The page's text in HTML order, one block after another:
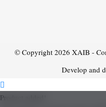
© Copyright 2026 XAIB -
Develop and
Product added!